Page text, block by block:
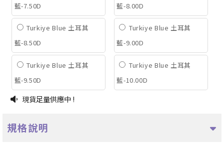
藍-7.50D
藍-8.00D
Turkiye Blue 土耳其
藍-8.50D
Turkiye Blue 土耳其
藍-9.00D
Turkiye Blue 土耳其
藍-9.50D
Turkiye Blue 土耳其
藍-10.00D
現貨足量供應中 !
規格說明